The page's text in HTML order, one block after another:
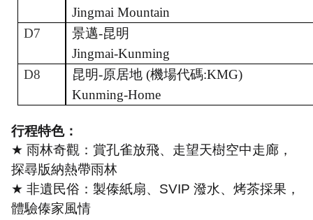
Jingmai Mountain
D7
景邁-昆明
Jingmai-Kunming
D8
昆明-原居地 (機場代碼:KMG)
Kunming-Home
行程特色：
★ 雨林奇觀：賞孔雀放飛、走望天樹空中走廊，
探尋版納熱帶雨林
★ 非遺民俗：製傣紙扇、 SVIP 潑水、烤茶採果，
體驗傣家風情